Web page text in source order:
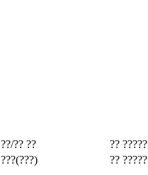
??/?? ??
??
???(???)
??